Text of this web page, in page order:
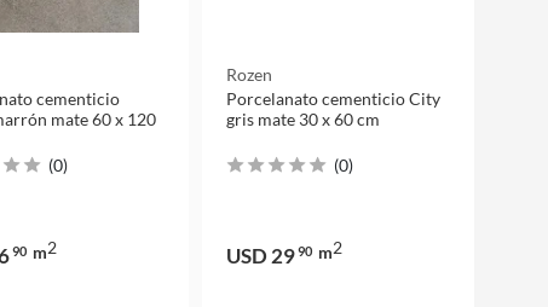
cementicio
mate 60 x 120
(0)
90 m2
Rozen
Porcelanato cementicio City
gris mate 30 x 60 cm
(0)
USD 2990 m2